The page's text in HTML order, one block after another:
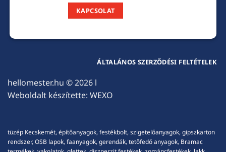
KAPCSOLAT
hellomester.hu © 2026 l
Weboldalt készítette: WEXO
ÁLTALÁNOS SZERZŐDÉSI FELTÉTELEK
tüzép Kecskemét, építőanyagok, festékbolt, szigetelőanyagok, gipszkarton
rendszer, OSB lapok, faanyagok, gerendák, tetőfedő anyagok, Bramac